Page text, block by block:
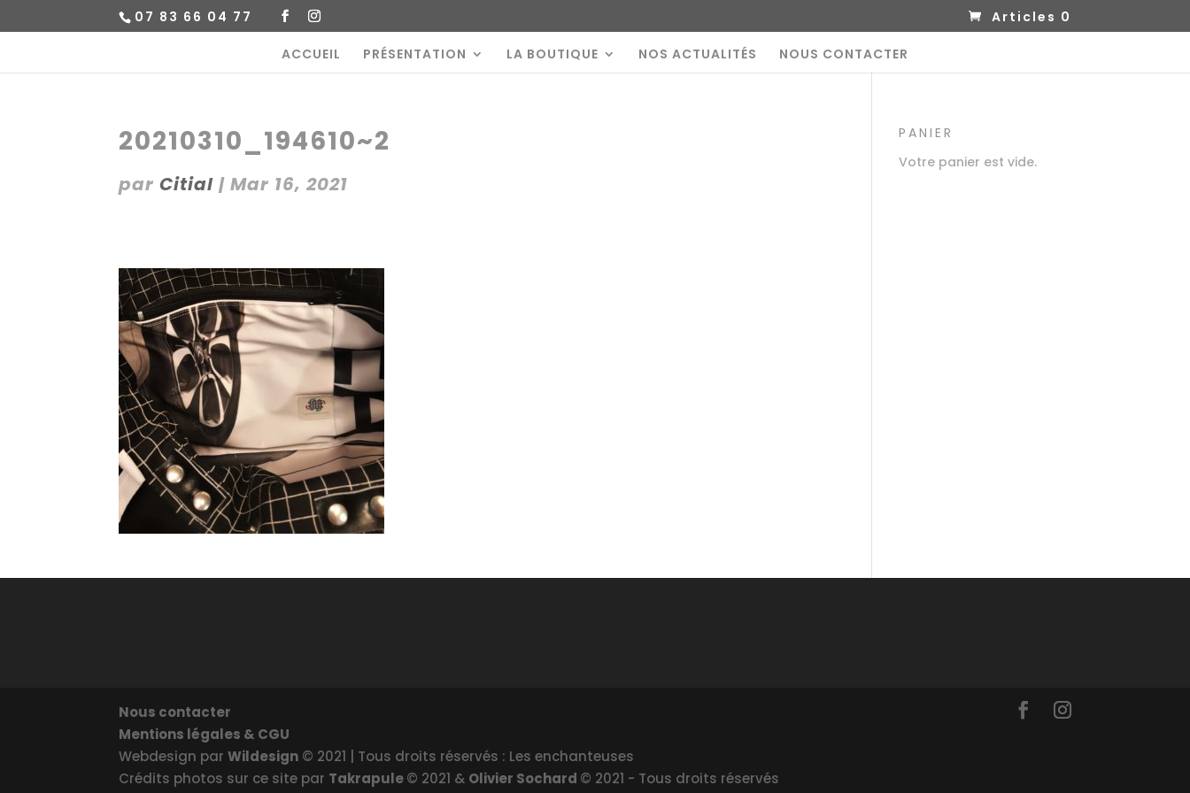
07 83 66 04 77 Articles 0
ACCUEIL PRÉSENTATION LA BOUTIQUE NOS ACTUALITÉS NOUS CONTACTER
20210310_194610~2
parCitial |Mar 16, 2021
PANIER
Votre panier est vide.
Nous contacter
Mentions légales & CGU
Webdesign parWildesign © 2021 | Tous droits réservés : Les enchanteuses
Crédits photos sur ce site par Takrapule© 2021 & Olivier Sochard © 2021 - Tous droits réservés